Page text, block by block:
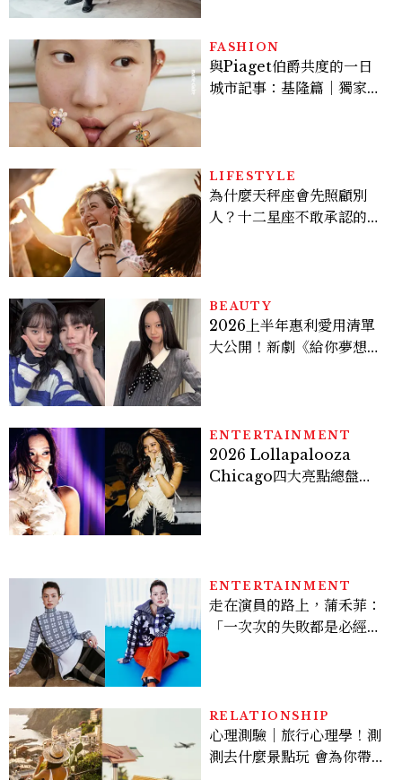
FASHION
與Piaget伯爵共度的一日
城市記事：基隆篇｜獨家影
LIFESTYLE
為什麼天秤座會先照顧別
人？十二星座不敢承認的一
BEAUTY
2026上半年惠利愛用清單
大公開！新劇《給你夢想》
ENTERTAINMENT
2026 Lollapalooza
Chicago四大亮點總盤
ENTERTAINMENT
走在演員的路上，蒲禾菲：
「一次次的失敗都是必經過
RELATIONSHIP
心理測驗｜旅行心理學！測
測去什麼景點玩 會為你帶來